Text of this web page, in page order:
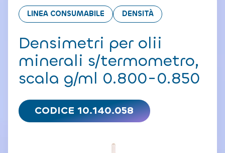
LINEA CONSUMABILE DENSITÀ
Densimetri per olii
minerali s/termometro,
scala g/ml 0.800-0.850
CODICE 10.140.058